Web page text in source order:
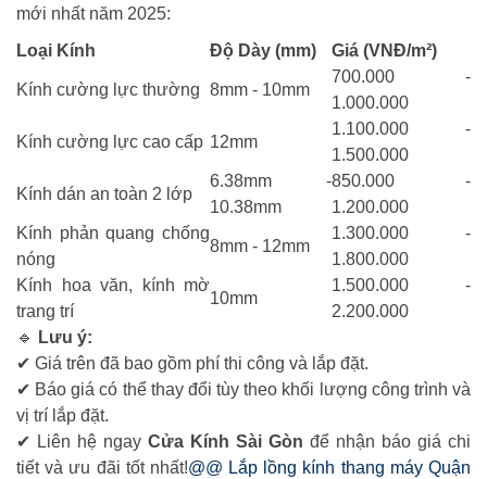
mới nhất năm 2025:
Loại Kính
Độ Dày (mm) Giá (VNĐ/m²)
Kính cường lực thường 8mm - 10mm
700.000 -
1.000.000
Kính cường lực cao cấp 12mm
1.100.000 -
1.500.000
Kính dán an toàn 2 lớp
6.38mm -
10.38mm
850.000 -
1.200.000
Kính phản quang chống
nóng
8mm - 12mm
1.300.000 -
1.800.000
Kính hoa văn, kính mờ
trang trí
10mm
1.500.000 -
2.200.000
🔹
Lưu ý:
✔ Giá trên đã bao gồm phí thi công và lắp đặt.
✔ Báo giá có thể thay đổi tùy theo khối lượng công trình và
vị trí lắp đặt.
✔ Liên hệ ngay Cửa Kính Sài Gòn để nhận báo giá chi
tiết và ưu đãi tốt nhất!@@ Lắp lồng kính thang máy Quận